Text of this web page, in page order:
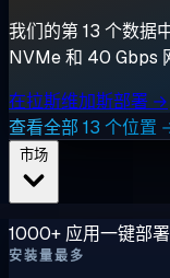
我们的第 13 个数据
NVMe 和 40 Gbps
在拉斯维加斯部署 →
查看全部 13 个位置
1000+ 应用一键部
安装量最多